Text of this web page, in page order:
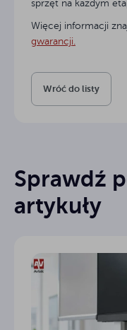
sprzęt na każdym
Więcej informacji
gwarancji
Wróć do listy
Sprawdź
artykuły